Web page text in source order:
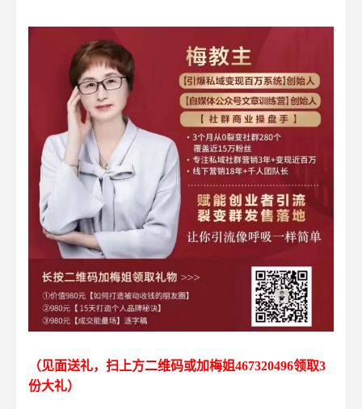
（见面送礼，扫上方二维码或加梅姐467320496领取3
份大礼）